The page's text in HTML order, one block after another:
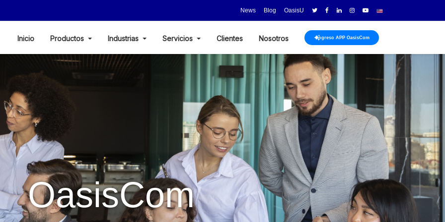
News Blog OasisU
Inicio Productos Industrias Servicios Clientes Nosotros Ingreso APP OasisCom
OasisCom